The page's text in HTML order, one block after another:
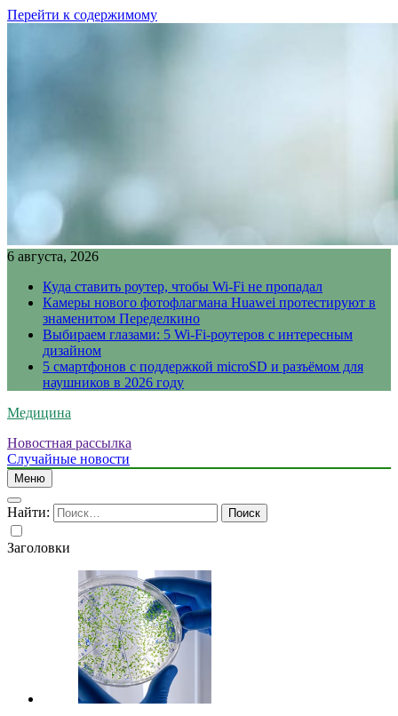
Перейти к содержимому
6 августа, 2026
Куда ставить роутер, чтобы Wi-Fi не пропадал
Камеры нового фотофлагмана Huawei протестируют в
знаменитом Переделкино
Выбираем глазами: 5 Wi-Fi-роутеров с интересным
дизайном
5 смартфонов с поддержкой microSD и разъёмом для
наушников в 2026 году
Медицина
Новостная рассылка
Случайные новости
Меню
Найти:
Заголовки